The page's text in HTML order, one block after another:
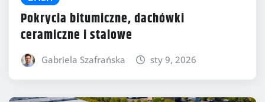
Pokrycia bitumiczne, dachówki
ceramiczne i stalowe
Gabriela Szafrańska sty 9, 2026